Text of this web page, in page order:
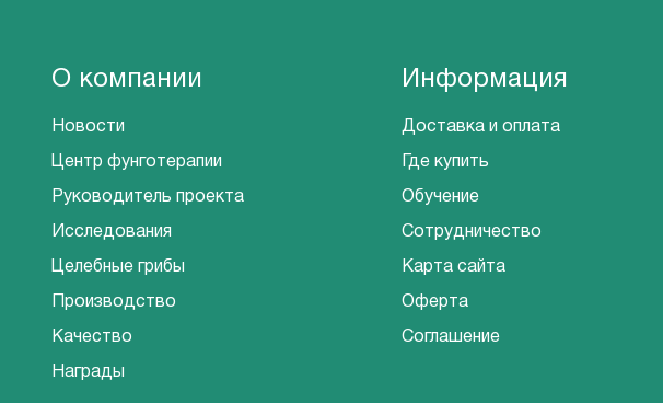
О компании
Новости
Центр фунготерапии
Руководитель проекта
Исследования
Целебные грибы
Производство
Качество
Награды
Информация
Доставка и оплата
Где купить
Обучение
Сотрудничество
Карта сайта
Оферта
Соглашение